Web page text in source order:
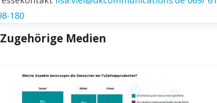
180
Zugehörige Medien